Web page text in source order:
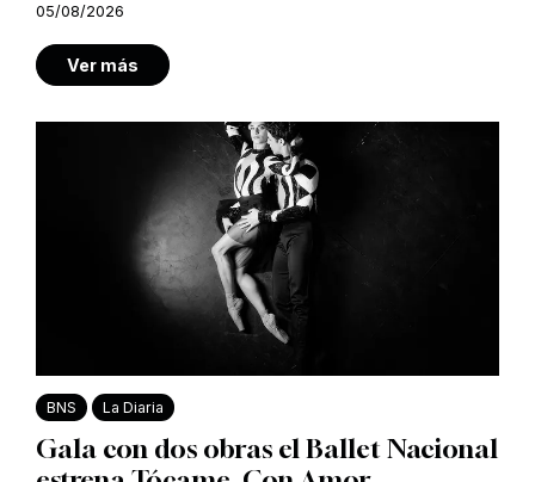
05/08/2026
Ver más
BNS La Diaria
Gala con dos obras el Ballet Nacional